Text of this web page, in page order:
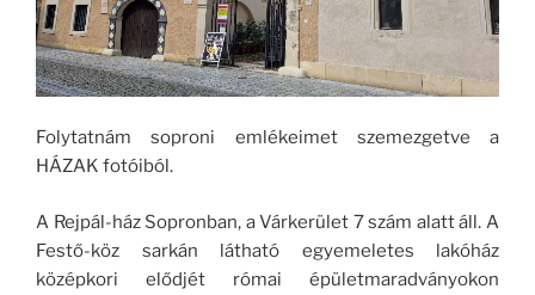
Folytatnám soproni emlékeimet szemezgetve a
HÁZAK fotóiból.
A Rejpál-ház Sopronban, a Várkerület 7 szám alatt áll. A
Festő-köz sarkán látható egyemeletes lakóház
középkori elődjét római épületmaradványokon